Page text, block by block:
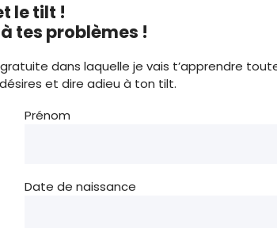
le tilt !
tes problèmes !
dans laquelle je vais t’apprendre
et dire adieu à ton tilt.
Prénom
Date de naissance